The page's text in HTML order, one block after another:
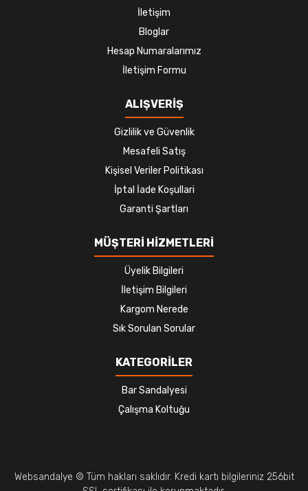
İletişim
Bloglar
Hesap Numaralarımız
İletişim Formu
ALIŞVERİŞ
Gizlilik ve Güvenlik
Mesafeli Satış
Kişisel Veriler Politikası
İptal İade Koşullari
Garanti Şartları
MÜŞTERİ HİZMETLERİ
Üyelik Bilgileri
İletişim Bilgileri
Kargom Nerede
Sık Sorulan Sorular
KATEGORİLER
Bar Sandalyesi
Çalışma Koltuğu
Websandalye © Tüm hakları saklıdır. Kredi kartı bilgileriniz 256bit